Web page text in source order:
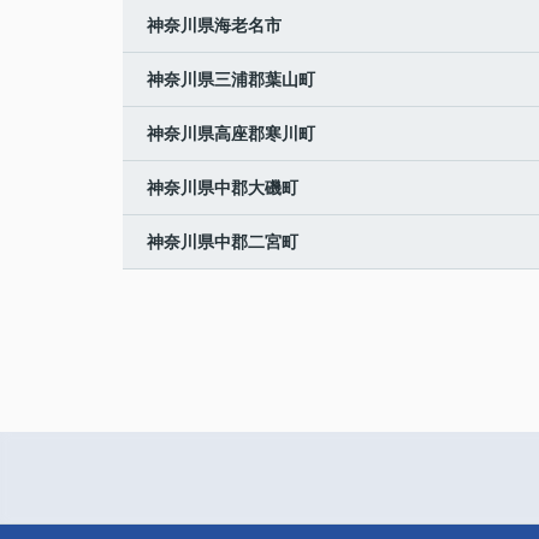
神奈川県海老名市
神奈川県三浦郡葉山町
神奈川県高座郡寒川町
神奈川県中郡大磯町
神奈川県中郡二宮町